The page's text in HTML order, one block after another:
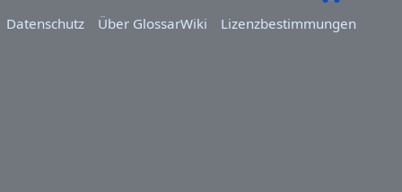
Datenschutz
Über GlossarWiki Lizenzbestimmungen